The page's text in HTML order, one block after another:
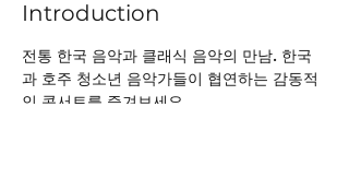
Introduction
전통 한국 음악과 클래식 음악의 만남. 한국
과 호주 청소년 음악가들이 협연하는 감동적
인 콘서트를 즐겨보세요.